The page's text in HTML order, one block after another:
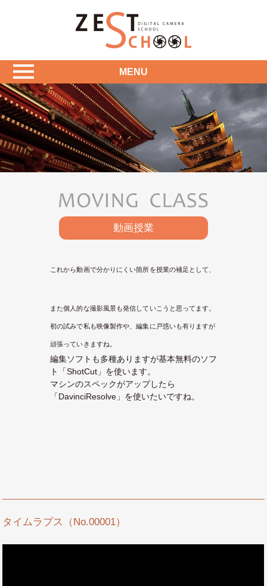
MENU
動画授業
これから動画で分かりにくい箇所を授業の補足として、
また個人的な撮影風景も発信していこうと思ってます。
初の試みで私も映像製作や、編集に戸惑いも有りますが
頑張っていきますね。
編集ソフトも多種ありますが基本無料のソフ
ト「ShotCut」を使います。
マシンのスペックがアップしたら
「DavinciResolve」を使いたいですね。
タイムラプス（No.00001）